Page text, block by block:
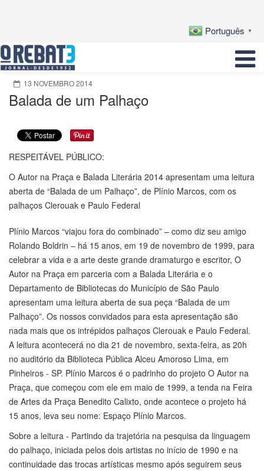
Português ▼
13 NOVEMBRO 2014
Balada de um Palhaço
RESPEITÁVEL PÚBLICO:
O Autor na Praça e Balada Literária 2014 apresentam uma leitura
aberta de “Balada de um Palhaço”, de Plínio Marcos, com os
palhaços Clerouak e Paulo Federal
Plínio Marcos “viajou fora do combinado” – como diz seu amigo
Rolando Boldrin – há 15 anos, em 19 de novembro de 1999, para
celebrar a vida e a arte deste grande dramaturgo e escritor, O
Autor na Praça em parceria com a Balada Literária e o
Departamento de Bibliotecas do Município de São Paulo
apresentam uma leitura aberta de sua peça “Balada de um
Palhaço”. Os nossos convidados para esta apresentação são
nada mais que os intrépidos palhaços Clerouak e Paulo Federal.
A leitura acontecerá no dia 21 de novembro, sexta-feira, as 20h
no auditório da Biblioteca Pública Alceu Amoroso Lima, em
Pinheiros - SP. Plínio Marcos é o padrinho do projeto O Autor na
Praça, que começou com ele em maio de 1999, a tenda na Feira
de Artes da Praça Benedito Calixto, onde acontece o projeto há
15 anos, leva seu nome: Espaço Plínio Marcos.
Sobre a leitura - Partindo da trajetória na pesquisa da linguagem
do palhaço, iniciada pelos dois artistas no início de 1990 e na
continuidade das trocas artísticas mesmo após seguirem seus